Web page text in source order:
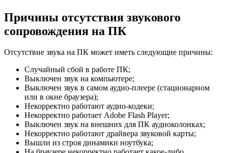
Причины отсутствия звукового
сопровождения на ПК
Отсутствие звука на ПК может иметь следующие причины:
Случайный сбой в работе ПК;
Выключен звук на компьютере;
Выключен звук в самом аудио-плеере (стационарном
или в окне браузера);
Некорректно работают аудио-кодеки;
Некорректно работает Adobe Flash Player;
Выключен звук на внешних для ПК аудиоколонках;
Некорректно работают драйвера звуковой карты;
Вышли из строя динамики ноутбука;